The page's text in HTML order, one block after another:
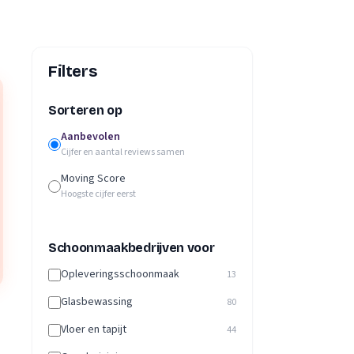
Filters
Sorteren op
Aanbevolen
Cijfer en aantal reviews samen
Moving Score
Hoogste cijfer eerst
Schoonmaakbedrijven voor
Opleveringsschoonmaak 13
Glasbewassing 80
Vloer en tapijt 44